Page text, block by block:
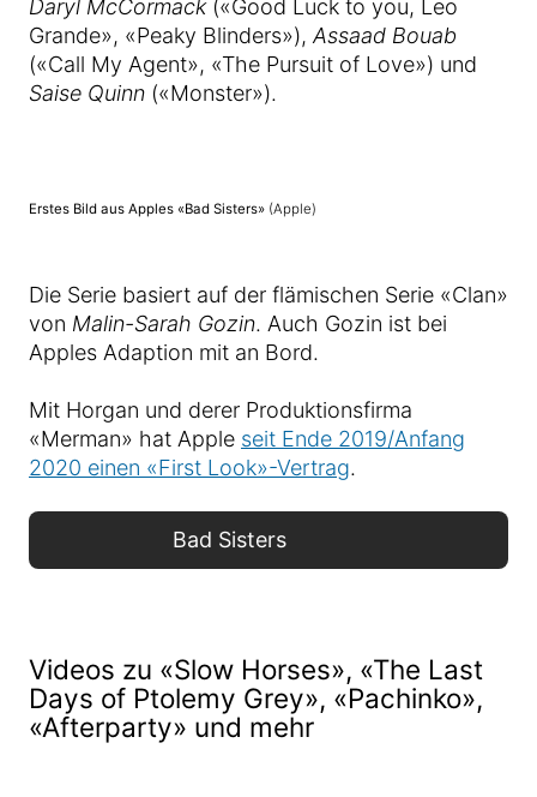
Daryl McCormack(«Good Luck to you, Leo
Grande», «Peaky Blinders»), Assaad Bouab
(«Call My Agent», «The Pursuit of Love») und
Saise Quinn («Monster»).
Erstes Bild aus Apples «Bad Sisters» (Apple)
Die Serie basiert auf der flämischen Serie «Clan»
von Malin-Sarah Gozin. Auch Gozin ist bei
Apples Adaption mit an Bord.
Mit Horgan und derer Produktionsfirma
«Merman» hat Apple seit Ende 2019/Anfang
2020 einen «First Look»-Vertrag.
Bad Sisters
Videos zu «Slow Horses», «The Last
Days of Ptolemy Grey», «Pachinko»,
«Afterparty» und mehr